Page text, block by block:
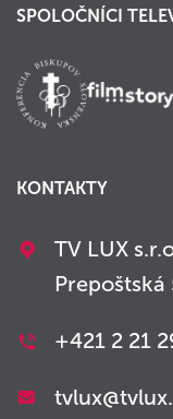
SPOLOČNÍCI
KONTAKTY
TV LUX
Prepoštská
+421 2 21